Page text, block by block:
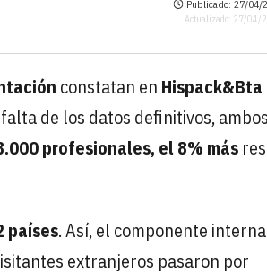
Publicado: 27/04/
Actualizado: 27/04/
constatan en Hispack&Bta
de los datos definitivos,
profesionales, el 8% más
países. Así, el componente
extranjeros pasaron por